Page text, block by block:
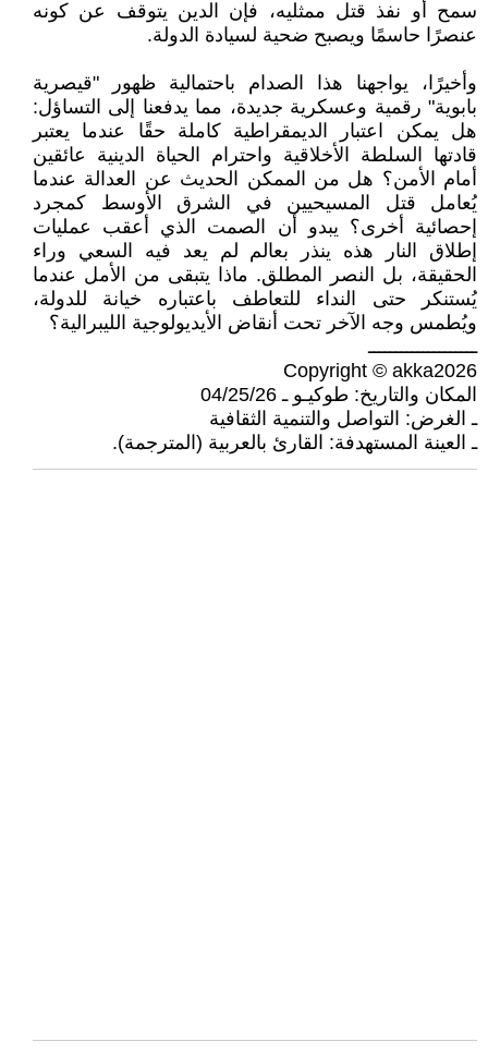
سمح أو نفذ قتل ممثليه، فإن الدين يتوقف عن كونه
عنصرًا حاسمًا ويصبح ضحية لسيادة الدولة.
وأخيرًا، يواجهنا هذا الصدام باحتمالية ظهور "قيصرية
بابوية" رقمية وعسكرية جديدة، مما يدفعنا إلى التساؤل:
هل يمكن اعتبار الديمقراطية كاملة حقًا عندما يعتبر
قادتها السلطة الأخلاقية واحترام الحياة الدينية عائقين
أمام الأمن؟ هل من الممكن الحديث عن العدالة عندما
يُعامل قتل المسيحيين في الشرق الأوسط كمجرد
إحصائية أخرى؟ يبدو أن الصمت الذي أعقب عمليات
إطلاق النار هذه ينذر بعالم لم يعد فيه السعي وراء
الحقيقة، بل النصر المطلق. ماذا يتبقى من الأمل عندما
يُستنكر حتى النداء للتعاطف باعتباره خيانة للدولة،
ويُطمس وجه الآخر تحت أنقاض الأيديولوجية الليبرالية؟
ــــــــــــــــــــ
Copyright © akka2026
المكان والتاريخ: طوكيـو ـ 04/25/26
ـ الغرض: التواصل والتنمية الثقافية
ـ العينة المستهدفة: القارئ بالعربية (المترجمة).